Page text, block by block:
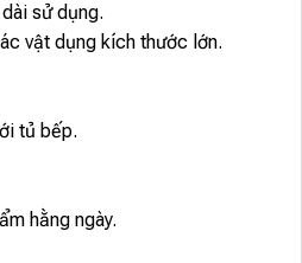
sử dụng.
vật dụng kích thước lớn.
tủ bếp.
hằng ngày.